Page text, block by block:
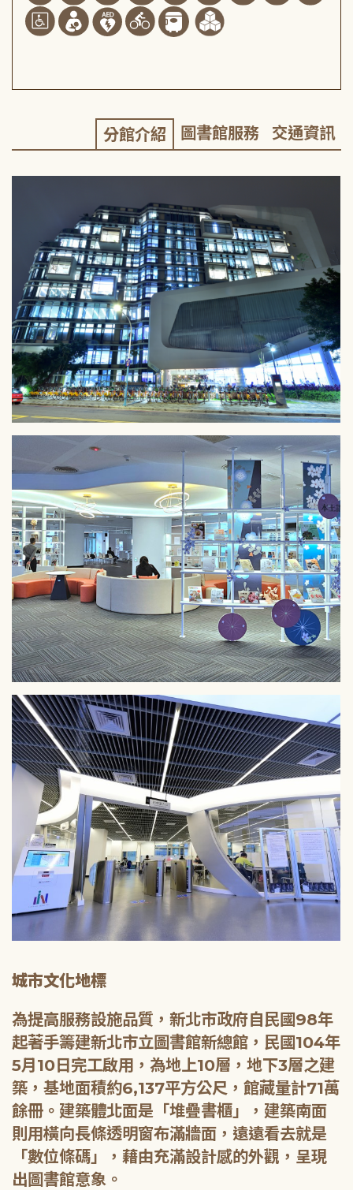
分館介紹 圖書館服務 交通資訊
城市文化地標
為提高服務設施品質，新北市政府自民國98年
起著手籌建新北市立圖書館新總館，民國104年
5月10日完工啟用，為地上10層，地下3層之建
築，基地面積約6,137平方公尺，館藏量計71萬
餘冊。建築體北面是「堆疊書櫃」，建築南面
則用橫向長條透明窗布滿牆面，遠遠看去就是
「數位條碼」，藉由充滿設計感的外觀，呈現
出圖書館意象。